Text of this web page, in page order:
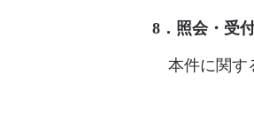
8．照会・受
本件に関す